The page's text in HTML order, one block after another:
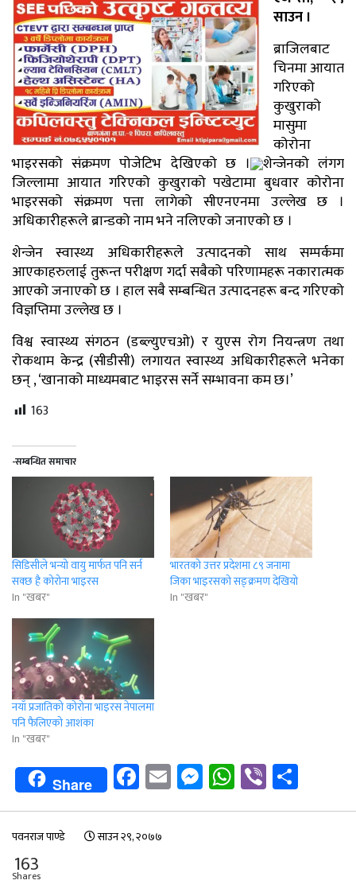
साउन ।
ब्राजिलबाट
चिनमा आयात
गरिएको
कुखुराको
मासुमा
कोरोना
भाइरसको संक्रमण पोजेटिभ देखिएको छ । शेन्जेनको लंगग
जिल्लामा आयात गरिएको कुखुराको पखेटामा बुधवार कोरोना
भाइरसको संक्रमण पत्ता लागेको सीएनएनमा उल्लेख छ ।
अधिकारीहरूले ब्रान्डको नाम भने नलिएको जनाएको छ ।
शेन्जेन स्वास्थ्य अधिकारीहरूले उत्पादनको साथ सम्पर्कमा
आएकाहरुलाई तुरून्त परीक्षण गर्दा सबैको परिणामहरू नकारात्मक
आएको जनाएको छ । हाल सबै सम्बन्धित उत्पादनहरू बन्द गरिएको
विज्ञप्तिमा उल्लेख छ ।
विश्व स्वास्थ्य संगठन (डब्ल्युएचओ) र युएस रोग नियन्त्रण तथा
रोकथाम केन्द्र (सीडीसी) लगायत स्वास्थ्य अधिकारीहरूले भनेका
छन् , ‘खानाको माध्यमबाट भाइरस सर्ने सम्भावना कम छ।’
163
-सम्बन्धित समाचार
सिडिसीले भन्यो वायु मार्फत पनि सर्न
सक्छ है कोरोना भाइरस
In "खबर"
भारतको उत्तर प्रदेशमा ८९ जनामा
जिका भाइरसको सङ्क्रमण देखियो
In "खबर"
नयाँ प्रजातिको कोरोना भाइरस नेपालमा
पनि फैलिएको आशंका
In "खबर"
Share Facebook
EmailMessenger
WhatsApp
Viber
पवनराज पाण्डे साउन २९, २०७७
163
Shares